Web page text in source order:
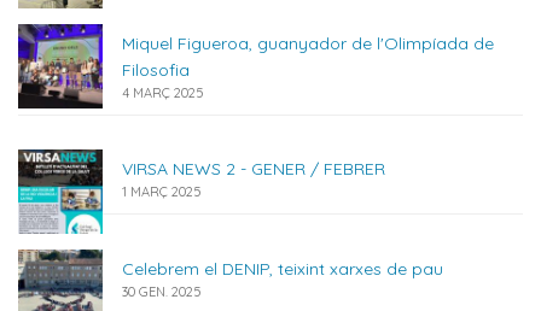
Miquel Figueroa, guanyador de l'Olimpíada de
Filosofia
4 MARÇ 2025
VIRSA NEWS 2 - GENER / FEBRER
1 MARÇ 2025
Celebrem el DENIP, teixint xarxes de pau
30 GEN. 2025